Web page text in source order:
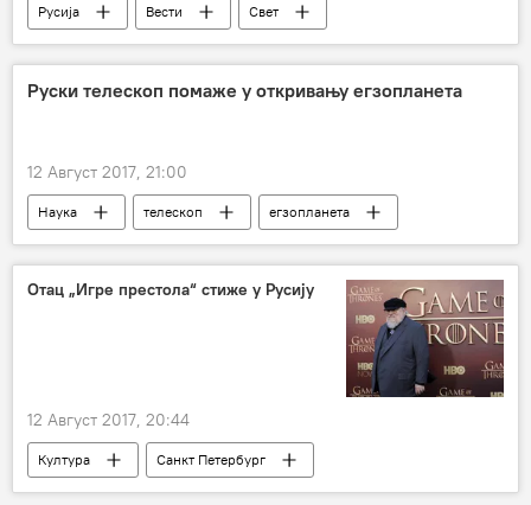
Русија Вести
Свет
Москва
Тенковски биатлон
Руски телескоп помаже у откривању егзопланета
12 Август 2017, 21:00
Наука телескоп
егзопланета
РТТ150
Друштво
Отац „Игре престола“ стиже у Русију
12 Август 2017, 20:44
Култура
Санкт Петербург
Џорџ Мартин
Игре престола